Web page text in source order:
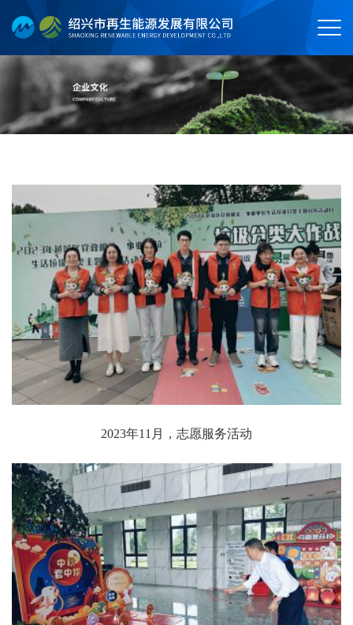
2023年11月，志愿服务活动